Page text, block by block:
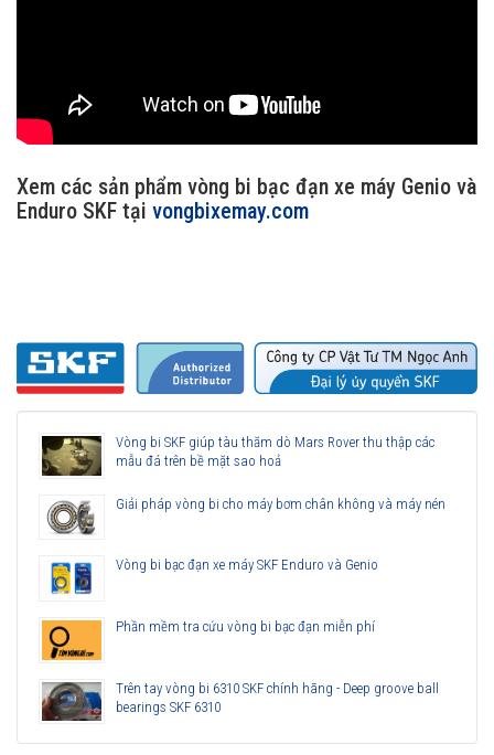
Xem các sản phẩm vòng bi bạc đạn xe máy Genio và
Enduro SKF tại vongbixemay.com
Vòng bi SKF giúp tàu thăm dò Mars Rover thu thập các
mẫu đá trên bề mặt sao hoả
Giải pháp vòng bi cho máy bơm chân không và máy nén
Vòng bi bạc đạn xe máy SKF Enduro và Genio
Phần mềm tra cứu vòng bi bạc đạn miễn phí
Trên tay vòng bi 6310 SKF chính hãng - Deep groove ball
bearings SKF 6310